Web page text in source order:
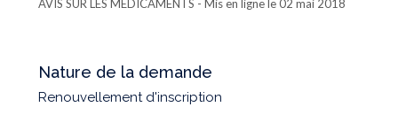
AVIS SUR LES MÉDICAMENTS - Mis en ligne le 02 mai 2018
Nature de la demande
Renouvellement d'inscription